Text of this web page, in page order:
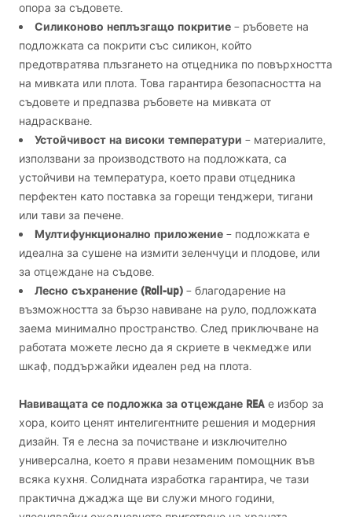
опора за съдовете.
Силиконово неплъзгащо покритие – ръбовете на
подложката са покрити със силикон, който
предотвратява плъзгането на отцедника по повърхността
на мивката или плота. Това гарантира безопасността на
съдовете и предпазва ръбовете на мивката от
надраскване.
Устойчивост на високи температури – материалите,
използвани за производството на подложката, са
устойчиви на температура, което прави отцедника
перфектен като поставка за горещи тенджери, тигани
или тави за печене.
Мултифункционално приложение – подложката е
идеална за сушене на измити зеленчуци и плодове, или
за отцеждане на съдове.
Лесно съхранение (Roll-up) – благодарение на
възможността за бързо навиване на руло, подложката
заема минимално пространство. След приключване на
работата можете лесно да я скриете в чекмедже или
шкаф, поддържайки идеален ред на плота.
Навиващата се подложка за отцеждане REA е избор за
хора, които ценят интелигентните решения и модерния
дизайн. Тя е лесна за почистване и изключително
универсална, което я прави незаменим помощник във
всяка кухня. Солидната изработка гарантира, че тази
практична джаджа ще ви служи много години,